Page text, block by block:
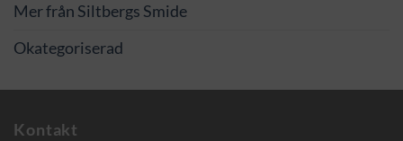
Mer från Siltbergs Smide
Okategoriserad
Kontakt